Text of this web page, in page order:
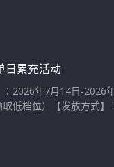
日累充活动
：2026年7月14日-
低档位）【发放方式】